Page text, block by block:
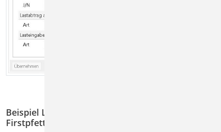
Beispiel Lastabtrag im Holzbau: Sparren auf
Firstpfette berechnen